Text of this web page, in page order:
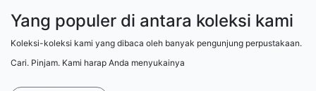
Yang populer di antara koleksi kami
Koleksi-koleksi kami yang dibaca oleh banyak pengunjung perpustakaan.
Cari. Pinjam. Kami harap Anda menyukainya